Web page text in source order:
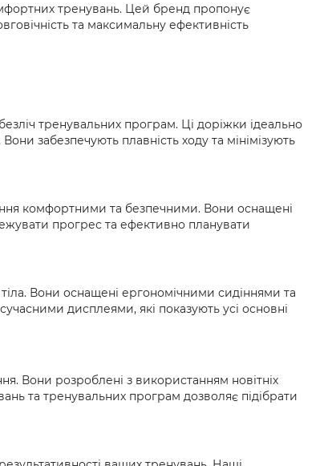
тренувань. Цей бренд пропонує
та максимальну ефективність
тренувальних програм. Ці доріжки ідеально
забезпечують плавність ходу та мінімізують
комфортними та безпечними. Вони оснащені
прогрес та ефективно планувати
Вони оснащені ергономічними сидіннями та
дисплеями, які показують усі основні
Вони розроблені з використанням новітніх
та тренувальних програм дозволяє підібрати